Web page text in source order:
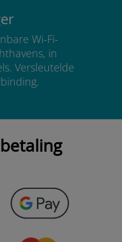
Wi-Fi-
in
Versleutelde